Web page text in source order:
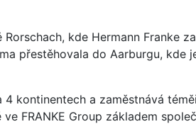
kde Hermann Franke
přestěhovala do Aarburgu, kde
kontinentech a zaměstnává
FRANKE Group základem